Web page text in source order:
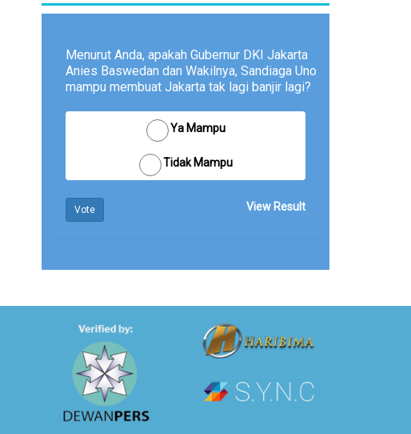
Menurut Anda, apakah Gubernur DKI Jakarta
Anies Baswedan dan Wakilnya, Sandiaga Uno
mampu membuat Jakarta tak lagi banjir lagi?
Ya Mampu
Tidak Mampu
Vote View Result